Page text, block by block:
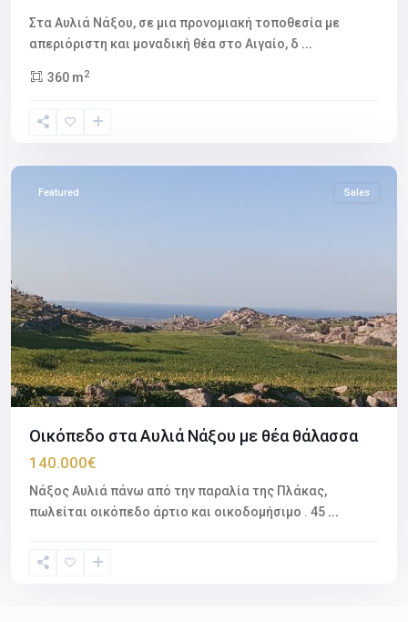
Στα Αυλιά Νάξου, σε μια προνομιακή τοποθεσία με
απεριόριστη και μοναδική θέα στο Αιγαίο, δ ...
360 m2
Naxos,
Featured Sales
Οικόπεδο στα Αυλιά Νάξου με θέα θάλασσα
140.000€
Νάξος Αυλιά πάνω από την παραλία της Πλάκας,
πωλείται οικόπεδο άρτιο και οικοδομήσιμο . 45 ...